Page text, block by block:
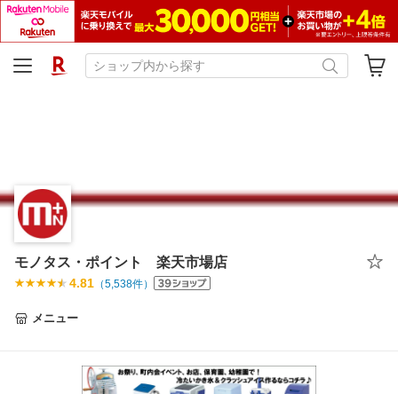
モノタス・ポイント 楽天市場店
4.81 （5,538件）
メニュー